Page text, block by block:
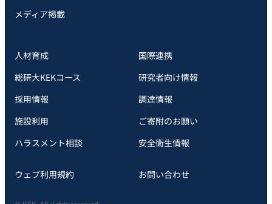
メディア掲載
人材育成
国際連携
総研大KEKコース
研究者向け情報
採用情報
調達情報
施設利用
ご寄附のお願い
ハラスメント相談
安全衛⽣情報
ウェブ利用規約 お問い合わせ